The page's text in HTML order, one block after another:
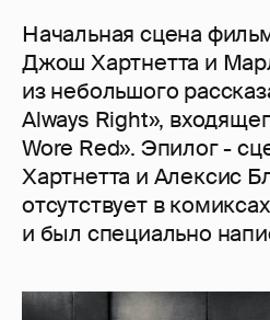
Начальная сцена
Джош Хартнетта и
из небольшого
Always Right»,
Wore Red». Эпилог -
Хартнетта и Алексис
отсутствует в
и был специально